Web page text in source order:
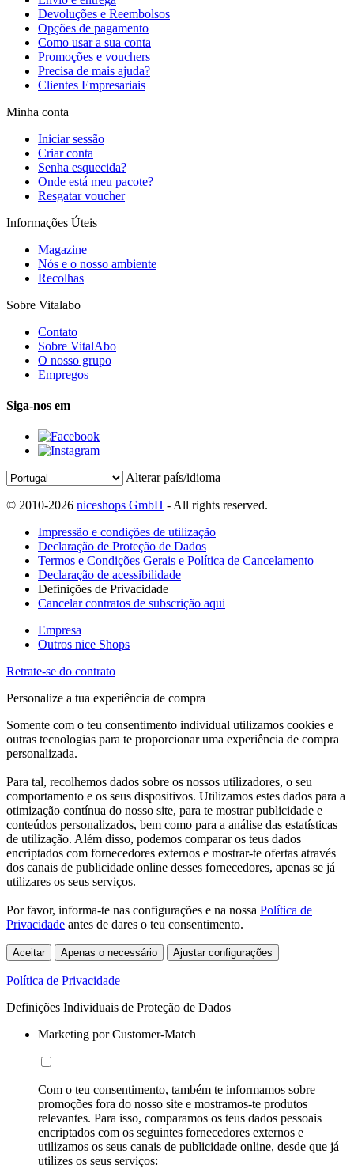
Devoluções e Reembolsos
Opções de pagamento
Como usar a sua conta
Promoções e vouchers
Precisa de mais ajuda?
Clientes Empresariais
Minha conta
Iniciar sessão
Criar conta
Senha esquecida?
Onde está meu pacote?
Resgatar voucher
Informações Úteis
Magazine
Nós e o nosso ambiente
Recolhas
Sobre Vitalabo
Contato
Sobre VitalAbo
O nosso grupo
Empregos
Siga-nos em
Alterar país/idioma
© 2010-2026 niceshops GmbH - All rights reserved.
Impressão e condições de utilização
Declaração de Proteção de Dados
Termos e Condições Gerais e Política de Cancelamento
Declaração de acessibilidade
Definições de Privacidade
Cancelar contratos de subscrição aqui
Empresa
Outros nice Shops
Retrate-se do contrato
Personalize a tua experiência de compra
Somente com o teu consentimento individual utilizamos cookies e
outras tecnologias para te proporcionar uma experiência de compra
personalizada.
Para tal, recolhemos dados sobre os nossos utilizadores, o seu
comportamento e os seus dispositivos. Utilizamos estes dados para a
otimização contínua do nosso site, para te mostrar publicidade e
conteúdos personalizados, bem como para a análise das estatísticas
de utilização. Além disso, podemos comparar os teus dados
encriptados com fornecedores externos e mostrar-te ofertas através
dos canais de publicidade online desses fornecedores, apenas se já
utilizares os seus serviços.
Por favor, informa-te nas configurações e na nossa Política de
Privacidade antes de dares o teu consentimento.
Aceitar Apenas o necessário Ajustar configurações
Política de Privacidade
Definições Individuais de Proteção de Dados
Marketing por Customer-Match
Com o teu consentimento, também te informamos sobre
promoções fora do nosso site e mostramos-te produtos
relevantes. Para isso, comparamos os teus dados pessoais
encriptados com os seguintes fornecedores externos e
utilizamos os seus canais de publicidade online, desde que já
utilizes os seus serviços: